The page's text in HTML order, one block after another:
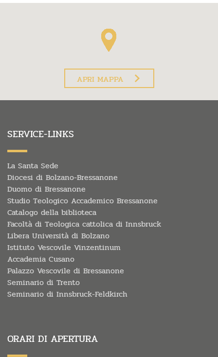
APRI MAPPA
SERVICE-LINKS
La Santa Sede
Diocesi di Bolzano-Bressanone
Duomo di Bressanone
Studio Teologico Accademico Bressanone
Catalogo della biblioteca
Facoltà di Teologica cattolica di Innsbruck
Libera Università di Bolzano
Istituto Vescovile Vinzentinum
Accademia Cusano
Palazzo Vescovile di Bressanone
Seminario di Trento
Seminario di Innsbruck-Feldkirch
ORARI DI APERTURA